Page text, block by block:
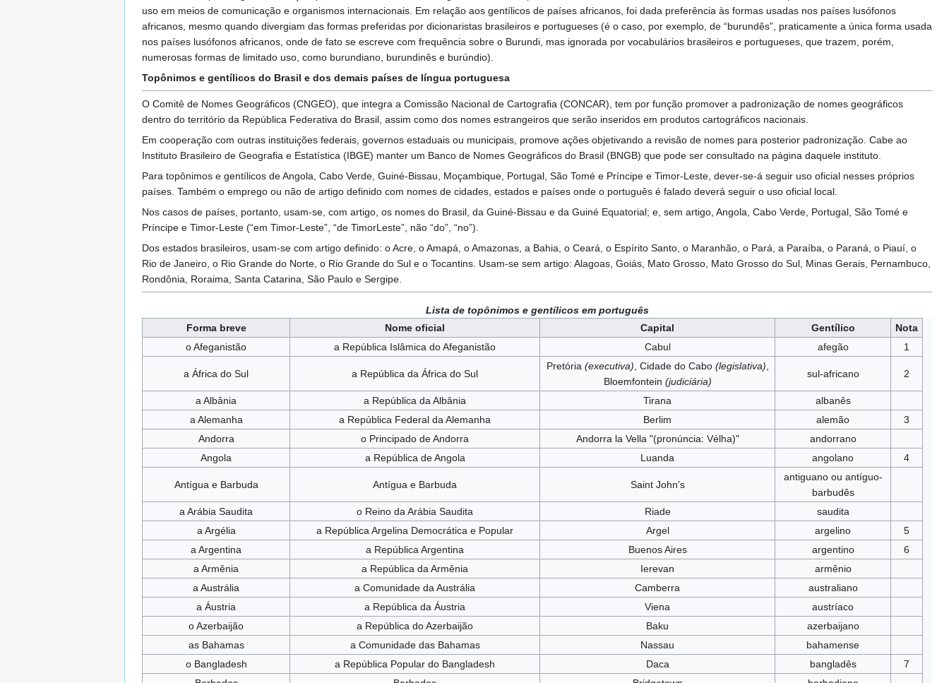
uso em meios de comunicação e organismos internacionais. Em relação aos gentílicos de países africanos, foi dada preferência às formas usadas nos países lusófonos
africanos, mesmo quando divergiam das formas preferidas por dicionaristas brasileiros e portugueses (é o caso, por exemplo, de “burundês”, praticamente a única forma usada
nos países lusófonos africanos, onde de fato se escreve com frequência sobre o Burundi, mas ignorada por vocabulários brasileiros e portugueses, que trazem, porém,
numerosas formas de limitado uso, como burundiano, burundinês e burúndio).
Topônimos e gentílicos do Brasil e dos demais países de língua portuguesa
O Comitê de Nomes Geográficos (CNGEO), que integra a Comissão Nacional de Cartografia (CONCAR), tem por função promover a padronização de nomes geográficos
dentro do território da República Federativa do Brasil, assim como dos nomes estrangeiros que serão inseridos em produtos cartográficos nacionais.
Em cooperação com outras instituições federais, governos estaduais ou municipais, promove ações objetivando a revisão de nomes para posterior padronização. Cabe ao
Instituto Brasileiro de Geografia e Estatística (IBGE) manter um Banco de Nomes Geográficos do Brasil (BNGB) que pode ser consultado na página daquele instituto.
Para topônimos e gentílicos de Angola, Cabo Verde, Guiné-Bissau, Moçambique, Portugal, São Tomé e Príncipe e Timor-Leste, dever-se-á seguir uso oficial nesses próprios
países. Também o emprego ou não de artigo definido com nomes de cidades, estados e países onde o português é falado deverá seguir o uso oficial local.
Nos casos de países, portanto, usam-se, com artigo, os nomes do Brasil, da Guiné-Bissau e da Guiné Equatorial; e, sem artigo, Angola, Cabo Verde, Portugal, São Tomé e
Príncipe e Timor-Leste (“em Timor-Leste”, “de TimorLeste”, não “do”, “no”).
Dos estados brasileiros, usam-se com artigo definido: o Acre, o Amapá, o Amazonas, a Bahia, o Ceará, o Espírito Santo, o Maranhão, o Pará, a Paraíba, o Paraná, o Piauí, o
Rio de Janeiro, o Rio Grande do Norte, o Rio Grande do Sul e o Tocantins. Usam-se sem artigo: Alagoas, Goiás, Mato Grosso, Mato Grosso do Sul, Minas Gerais, Pernambuco,
Rondônia, Roraima, Santa Catarina, São Paulo e Sergipe.
Lista de topônimos e gentílicos em português
Forma breve
Nome oficial Capital Gentílico
Nota
o Afeganistão
a República Islâmica do Afeganistão Cabul afegão 1
a África do Sul a República da África do Sul
Pretória (executiva), Cidade do Cabo (legislativa),
Bloemfontein (judiciária)
sul-africano 2
a Albânia a República da Albânia Tirana
albanês
a Alemanha
a República Federal da Alemanha Berlim alemão
3
Andorra
o Principado de Andorra Andorra la Vella "(pronúncia: Vélha)"
andorrano
Angola
a República de Angola Luanda angolano 4
Antígua e Barbuda Antígua e Barbuda Saint John's
antiguano ou antíguo-
barbudês
a Arábia Saudita
o Reino da Arábia Saudita Riade
saudita
a Argélia
a República Argelina Democrática e Popular Argel argelino
5
a Argentina
a República Argentina Buenos Aires argentino
6
a Armênia
a República da Armênia Ierevan
armênio
a Austrália
a Comunidade da Austrália Camberra
australiano
a Áustria
a República da Áustria Viena
austríaco
o Azerbaijão
a República do Azerbaijão Baku
azerbaijano
as Bahamas
a Comunidade das Bahamas Nassau
bahamense
o Bangladesh
a República Popular do Bangladesh Daca bangladês
7